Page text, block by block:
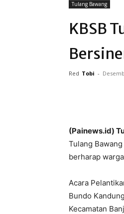
Tulang Bawang
KBSB
Red Tobi -
(Painews.id)
Tulang
berharap
Acara
Bundo
Kecamatan